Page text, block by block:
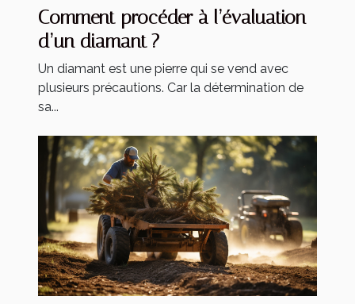
Comment procéder à l’évaluation
d’un diamant ?
Un diamant est une pierre qui se vend avec
plusieurs précautions. Car la détermination de
sa...